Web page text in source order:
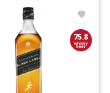
75.8